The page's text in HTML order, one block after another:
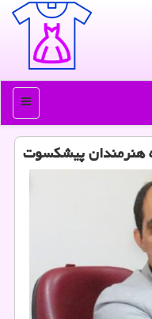
منو
هنرمندان پیشكسوت